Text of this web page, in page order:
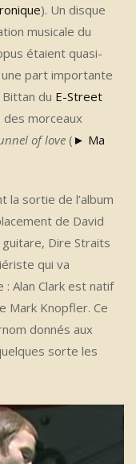
). Un disque
musicale du
étaient quasi-
part importante
Bittan du E-Street
des morceaux
of love ( ► Ma
la sortie de l’album
de David
Dire Straits
qui va
Alan Clark est natif
Mark Knopfler. Ce
donnés aux
sorte les